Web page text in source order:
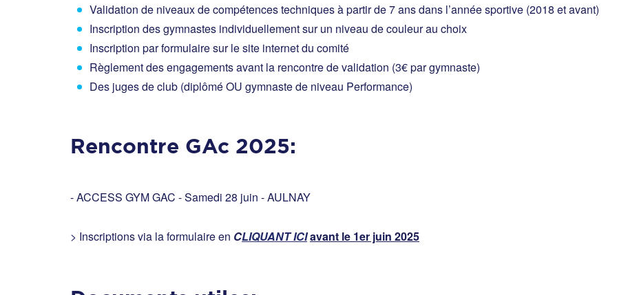
Validation de niveaux de compétences techniques à partir de 7 ans dans l’année sportive (2018 et avant)
Inscription des gymnastes individuellement sur un niveau de couleur au choix
Inscription par formulaire sur le site internet du comité
Règlement des engagements avant la rencontre de validation (3€ par gymnaste)
Des juges de club (diplômé OU gymnaste de niveau Performance)
Rencontre GAc 2025:
- ACCESS GYM GAC - Samedi 28 juin - AULNAY
> Inscriptions via la formulaire en CLIQUANT ICIavant le 1er juin 2025